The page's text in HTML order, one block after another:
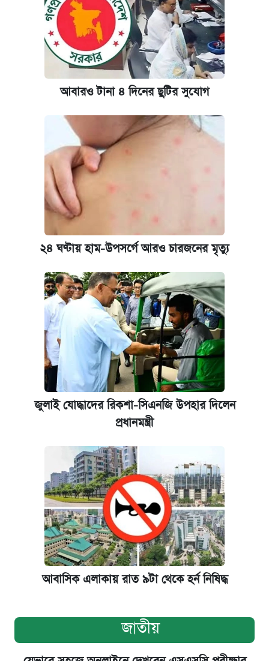
আবারও টানা ৪ দিনের ছুটির সুযোগ
২৪ ঘণ্টায় হাম-উপসর্গে আরও চারজনের মৃত্যু
জুলাই যোদ্ধাদের রিকশা-সিএনজি উপহার দিলেন
প্রধানমন্ত্রী
আবাসিক এলাকায় রাত ৯টা থেকে হর্ন নিষিদ্ধ
জাতীয়